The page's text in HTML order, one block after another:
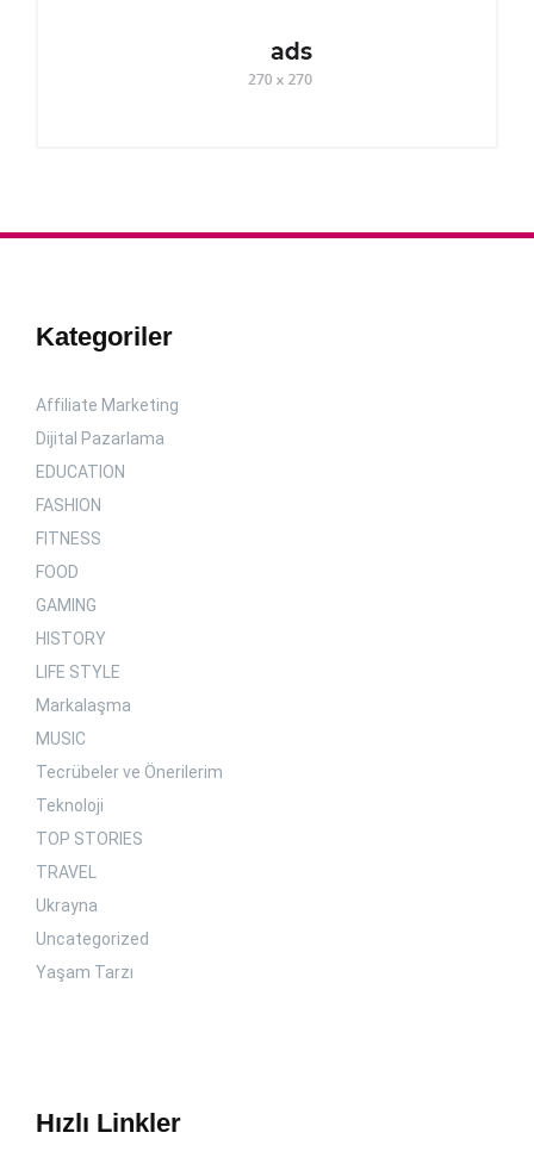
Kategoriler
Affiliate Marketing
Dijital Pazarlama
EDUCATION
FASHION
FITNESS
FOOD
GAMING
HISTORY
LIFE STYLE
Markalaşma
MUSIC
Tecrübeler ve Önerilerim
Teknoloji
TOP STORIES
TRAVEL
Ukrayna
Uncategorized
Yaşam Tarzı
Hızlı Linkler